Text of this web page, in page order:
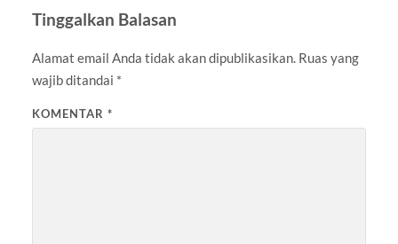
Tinggalkan Balasan
Alamat email Anda tidak akan dipublikasikan. Ruas yang
wajib ditandai *
KOMENTAR *